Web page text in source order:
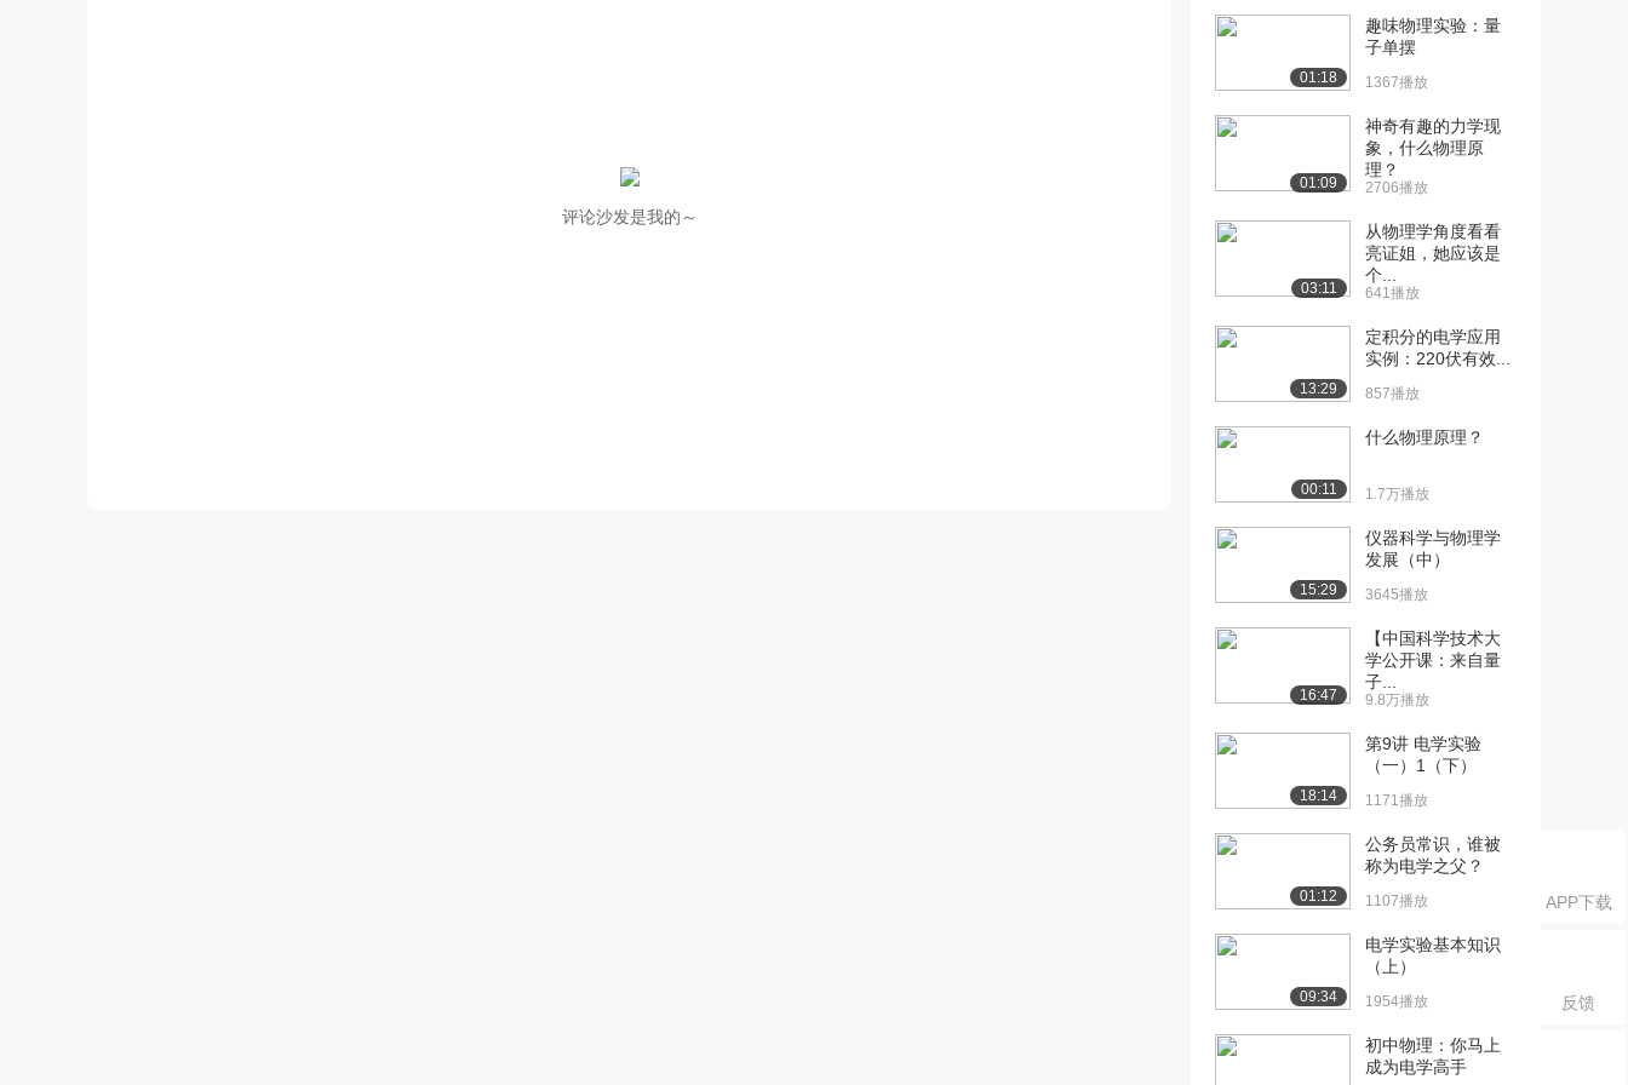
APP下载
反馈
评论沙发是我的～
[10] 科学推理理论精讲-光
学2（中）
1333播放
[11] 科学推理理论精讲-光
11:02
[12] 科学推理理论精讲-力
07:34
[13] 科学推理理论精讲-力
07:36
[14] 科学推理理论精讲-力
学2（上）
12:18
[15] 科学推理理论精讲-力
学2（下）
学3（上）
学3（中）
[18] 科学推理理论精讲-力
学3（下）
[19] 科学推理理论精讲-运
动学1（上）
[20] 科学推理理论精讲-运
动学1（中）
1701播放
01:18
趣味物理实验：量
子单摆
1367播放
01:09
神奇有趣的力学现
象，什么物理原
理？
2706播放
03:11
从物理学角度看看
亮证姐，她应该是
个...
641播放
13:29
定积分的电学应用
实例：220伏有效...
857播放
00:11
什么物理原理？
1.7万播放
15:29
仪器科学与物理学
发展（中）
3645播放
16:47
【中国科学技术大
学公开课：来自量
子...
9.8万播放
18:14
第9讲 电学实验
（一）1（下）
1171播放
01:12
公务员常识，谁被
称为电学之父？
1107播放
09:34
电学实验基本知识
（上）
1954播放
初中物理：你马上
成为电学高手